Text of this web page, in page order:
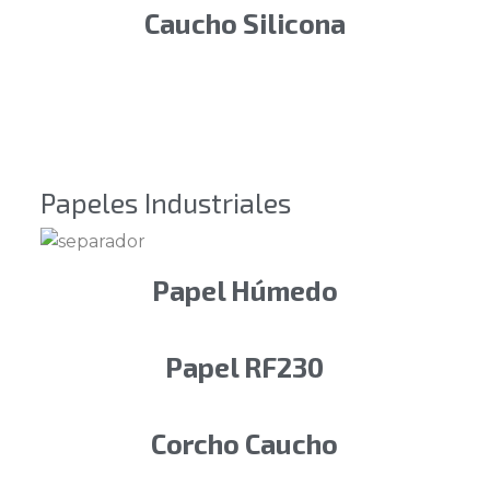
Caucho Silicona
Papeles Industriales
Papel Húmedo
Papel RF230
Corcho Caucho